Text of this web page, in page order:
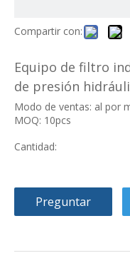
Compartir con:
Equipo de filtro
de presión
Modo de ventas: al por
MOQ: 10pcs
Cantidad:
Preguntar